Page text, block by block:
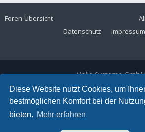
Diese Website nutzt Cookies, um
bestmöglichen Komfort bei der
bieten. Mehr erfahren
Foren-Übersicht
Impressum
Datenschutz
Volla Systeme GmbH
Kölner Straße 102
42897 Remscheid
Telefon:+49 2191
E-Mail: